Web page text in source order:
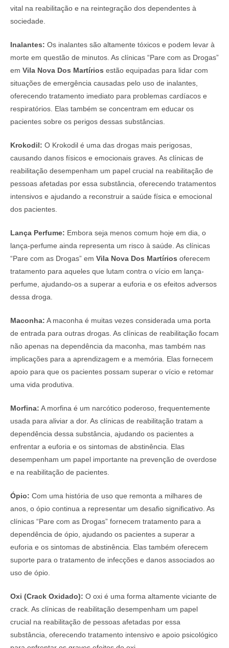
vital na reabilitação e na reintegração dos dependentes à
sociedade.
Inalantes: Os inalantes são altamente tóxicos e podem levar à
morte em questão de minutos. As clínicas “Pare com as Drogas”
em Vila Nova Dos Martírios estão equipadas para lidar com
situações de emergência causadas pelo uso de inalantes,
oferecendo tratamento imediato para problemas cardíacos e
respiratórios. Elas também se concentram em educar os
pacientes sobre os perigos dessas substâncias.
Krokodil: O Krokodil é uma das drogas mais perigosas,
causando danos físicos e emocionais graves. As clínicas de
reabilitação desempenham um papel crucial na reabilitação de
pessoas afetadas por essa substância, oferecendo tratamentos
intensivos e ajudando a reconstruir a saúde física e emocional
dos pacientes.
Lança Perfume: Embora seja menos comum hoje em dia, o
lança-perfume ainda representa um risco à saúde. As clínicas
“Pare com as Drogas” em Vila Nova Dos Martírios oferecem
tratamento para aqueles que lutam contra o vício em lança-
perfume, ajudando-os a superar a euforia e os efeitos adversos
dessa droga.
Maconha: A maconha é muitas vezes considerada uma porta
de entrada para outras drogas. As clínicas de reabilitação focam
não apenas na dependência da maconha, mas também nas
implicações para a aprendizagem e a memória. Elas fornecem
apoio para que os pacientes possam superar o vício e retomar
uma vida produtiva.
Morfina: A morfina é um narcótico poderoso, frequentemente
usada para aliviar a dor. As clínicas de reabilitação tratam a
dependência dessa substância, ajudando os pacientes a
enfrentar a euforia e os sintomas de abstinência. Elas
desempenham um papel importante na prevenção de overdose
e na reabilitação de pacientes.
Ópio: Com uma história de uso que remonta a milhares de
anos, o ópio continua a representar um desafio significativo. As
clínicas “Pare com as Drogas” fornecem tratamento para a
dependência de ópio, ajudando os pacientes a superar a
euforia e os sintomas de abstinência. Elas também oferecem
suporte para o tratamento de infecções e danos associados ao
uso de ópio.
Oxi (Crack Oxidado): O oxi é uma forma altamente viciante de
crack. As clínicas de reabilitação desempenham um papel
crucial na reabilitação de pessoas afetadas por essa
substância, oferecendo tratamento intensivo e apoio psicológico